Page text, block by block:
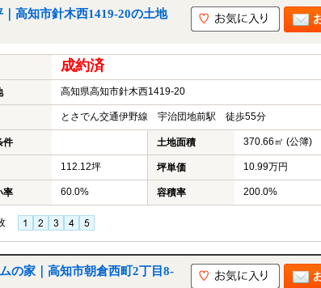
高知市針木西1419-20の土地
成約済
高知県高知市針木西1419-20
とさでん交通伊野線 宇治団地前駅 徒歩55分
件 土地面積 370.66㎡ (公簿)
112.12坪 坪単価 10.99万円
率 60.0% 容積率 200.0%
の家｜高知市朝倉西町2丁目8-